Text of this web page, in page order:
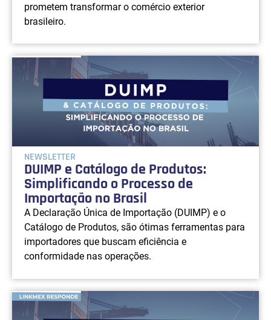
prometem transformar o comércio exterior
brasileiro.
NEWSLETTER
DUIMP e Catálogo de Produtos:
Simplificando o Processo de
Importação no Brasil
A Declaração Única de Importação (DUIMP) e o
Catálogo de Produtos, são ótimas ferramentas para
importadores que buscam eficiência e
conformidade nas operações.